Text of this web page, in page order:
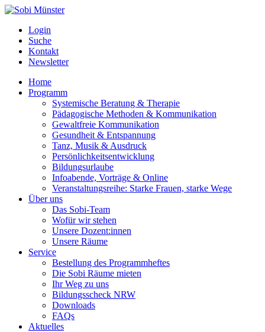
Login
Suche
Kontakt
Newsletter
Home
Programm
Systemische Beratung & Therapie
Pädagogische Methoden & Kommunikation
Gewaltfreie Kommunikation
Gesundheit & Entspannung
Tanz, Musik & Ausdruck
Persönlichkeitsentwicklung
Bildungsurlaube
Infoabende, Vorträge & Online
Veranstaltungsreihe: Starke Frauen, starke Wege
Über uns
Das Sobi-Team
Wofür wir stehen
Unsere Dozent:innen
Unsere Räume
Service
Bestellung des Programmheftes
Die Sobi Räume mieten
Ihr Weg zu uns
Bildungsscheck NRW
Downloads
FAQs
Aktuelles